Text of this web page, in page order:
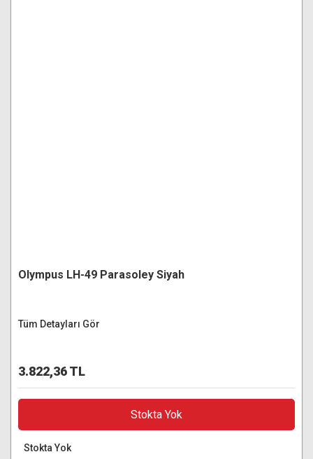
Olympus LH-49 Parasoley Siyah
Tüm Detayları Gör
3.822,36 TL
Stokta Yok
Stokta Yok